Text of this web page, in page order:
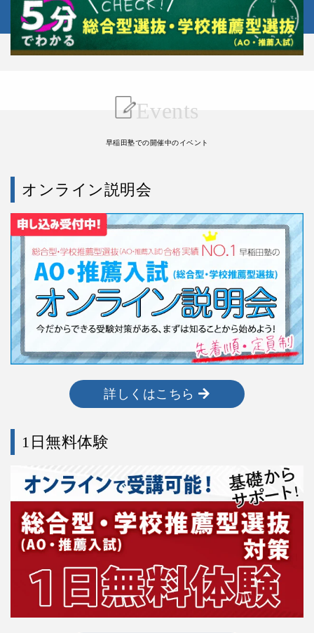
Events
早稲田塾での開催中のイベント
オンライン説明会
詳しくはこちら
1日無料体験